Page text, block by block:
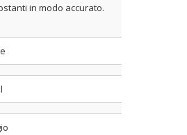
in modo accurato.